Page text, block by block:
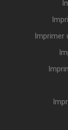
Imprimer